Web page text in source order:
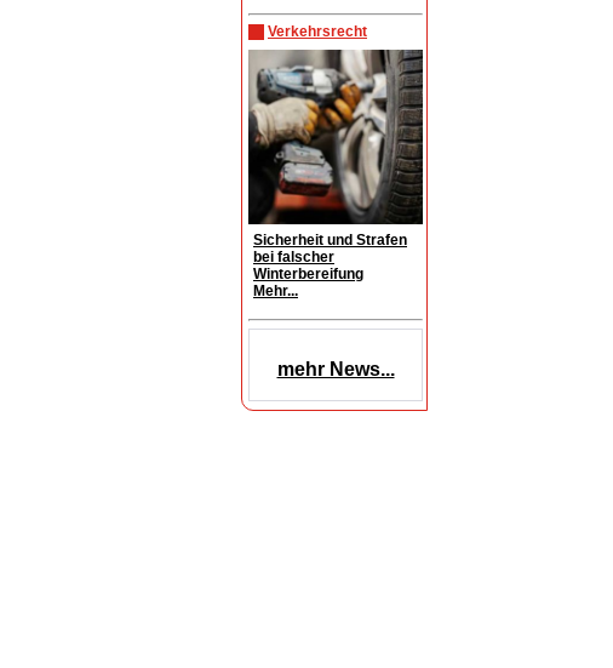
Verkehrsrecht
Sicherheit und Strafen
bei falscher
Winterbereifung
Mehr...
mehr News...